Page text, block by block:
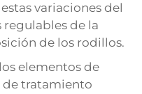
variaciones del
de la
de los rodillos.
elementos de
de tratamiento